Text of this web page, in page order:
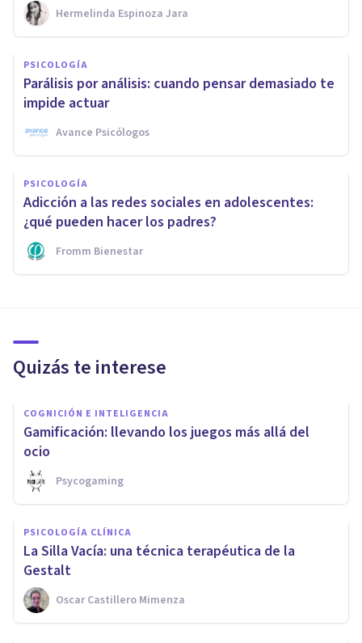
Hermelinda Espinoza Jara
PSICOLOGÍA
Parálisis por análisis: cuando pensar demasiado te
impide actuar
Avance Psicólogos
PSICOLOGÍA
Adicción a las redes sociales en adolescentes:
¿qué pueden hacer los padres?
Fromm Bienestar
Quizás te interese
COGNICIÓN E INTELIGENCIA
​Gamificación: llevando los juegos más allá del
ocio
Psycogaming
PSICOLOGÍA CLÍNICA
​La Silla Vacía: una técnica terapéutica de la
Gestalt
Oscar Castillero Mimenza